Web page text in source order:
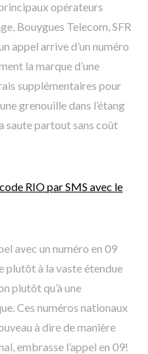
opérateurs
Bouygues Telecom, SFR
appel arrive d’un numéro
la marque d’une
supplémentaires pour
grenouille dans l’étang
saute partout sans coût
RIO par SMS avec le
avec un numéro en 09
plutôt à la vaste étendue
plutôt qu’à une
Ces numéros nationaux
à dire de manière
embrasse l’appel en 09!